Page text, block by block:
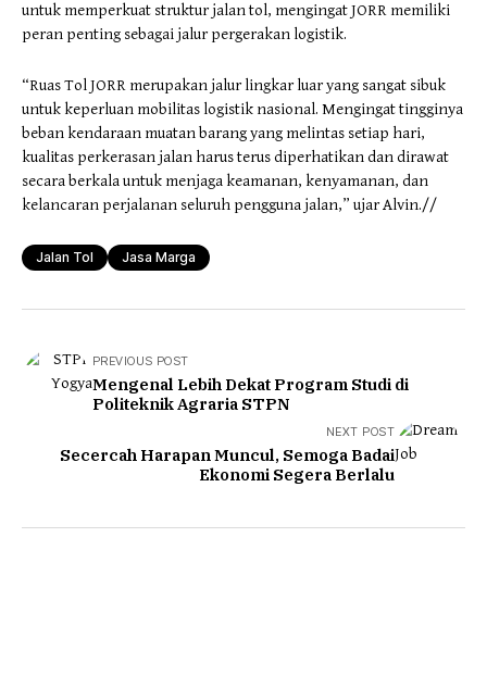
untuk memperkuat struktur jalan tol, mengingat JORR memiliki
peran penting sebagai jalur pergerakan logistik.
“Ruas Tol JORR merupakan jalur lingkar luar yang sangat sibuk
untuk keperluan mobilitas logistik nasional. Mengingat tingginya
beban kendaraan muatan barang yang melintas setiap hari,
kualitas perkerasan jalan harus terus diperhatikan dan dirawat
secara berkala untuk menjaga keamanan, kenyamanan, dan
kelancaran perjalanan seluruh pengguna jalan,” ujar Alvin.//
Jalan Tol Jasa Marga
PREVIOUS POST
Mengenal Lebih Dekat Program Studi di
Politeknik Agraria STPN
NEXT POST
Secercah Harapan Muncul, Semoga Badai
Ekonomi Segera Berlalu